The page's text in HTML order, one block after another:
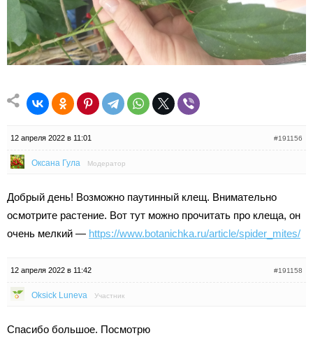
12 апреля 2022 в 11:01 #191156
Оксана Гула Модератор
Добрый день! Возможно паутинный клещ. Внимательно
осмотрите растение. Вот тут можно прочитать про клеща, он
очень мелкий — https://www.botanichka.ru/article/spider_mites/
12 апреля 2022 в 11:42 #191158
Oksick Luneva Участник
Спасибо большое. Посмотрю